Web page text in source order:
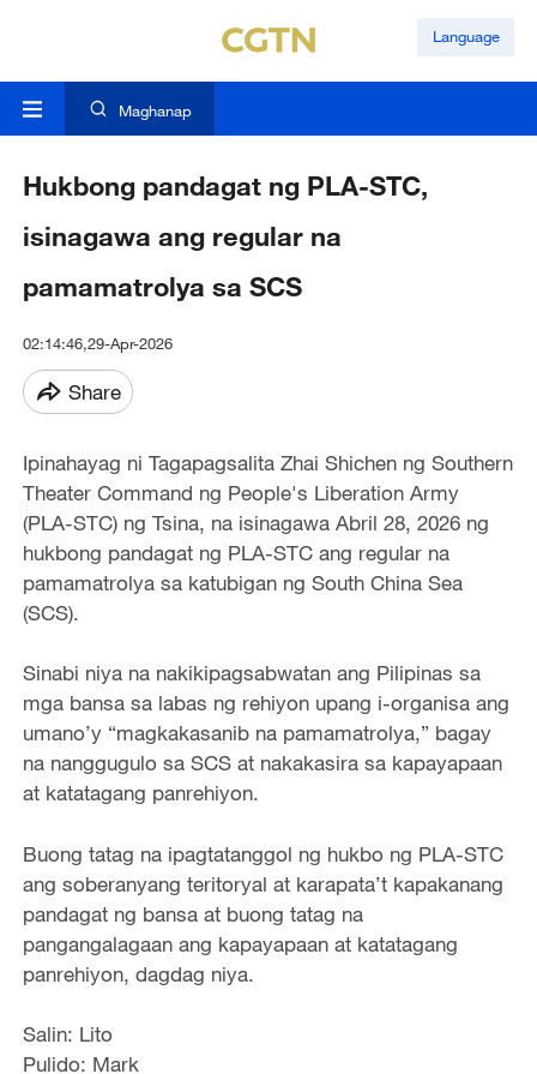
Language
Maghanap
Hukbong pandagat ng PLA-STC,
isinagawa ang regular na
pamamatrolya sa SCS
02:14:46,29-Apr-2026
Share
Ipinahayag ni Tagapagsalita Zhai Shichen ng Southern
Theater Command ng People's Liberation Army
(PLA-STC) ng Tsina, na isinagawa Abril 28, 2026 ng
hukbong pandagat ng PLA-STC ang regular na
pamamatrolya sa katubigan ng South China Sea
(SCS).
Sinabi niya na nakikipagsabwatan ang Pilipinas sa
mga bansa sa labas ng rehiyon upang i-organisa ang
umano’y “magkakasanib na pamamatrolya,” bagay
na nanggugulo sa SCS at nakakasira sa kapayapaan
at katatagang panrehiyon.
Buong tatag na ipagtatanggol ng hukbo ng PLA-STC
ang soberanyang teritoryal at karapata’t kapakanang
pandagat ng bansa at buong tatag na
pangangalagaan ang kapayapaan at katatagang
panrehiyon, dagdag niya.
Salin: Lito
Pulido: Mark